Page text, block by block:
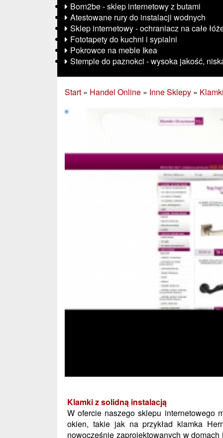
Born2be - sklep internetowy z butami
Atestowane rury do instalacji wodnych
Sklep internetowy - ochraniacz na całe
Fototapety do kuchni i sypialni
Pokrowce na meble Ikea
Stemple do paznokci - wysoka jakość,
Start » Handel Online » Inne Sklepy »
Klamki z solidną instalacją
W ofercie naszego sklepu internetowego
okien, takie jak na przykład klamka
nowocześnie zaprojektowanych w